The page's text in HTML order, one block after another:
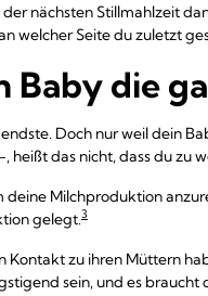
nächsten Stillmahlzeit
welcher Seite du zuletzt
die
Doch nur weil dein
das nicht, dass du zu
deine Milchproduktion
gelegt.3
Kontakt zu ihren Müttern
sein, und es braucht